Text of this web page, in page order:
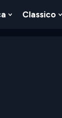
Show
Classico